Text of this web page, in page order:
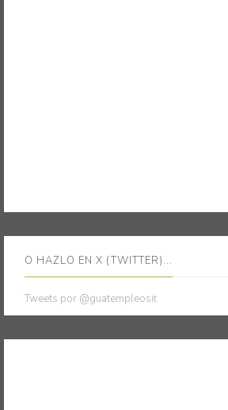
O HAZLO EN X (TWITTER)...
Tweets por @guatempleosit